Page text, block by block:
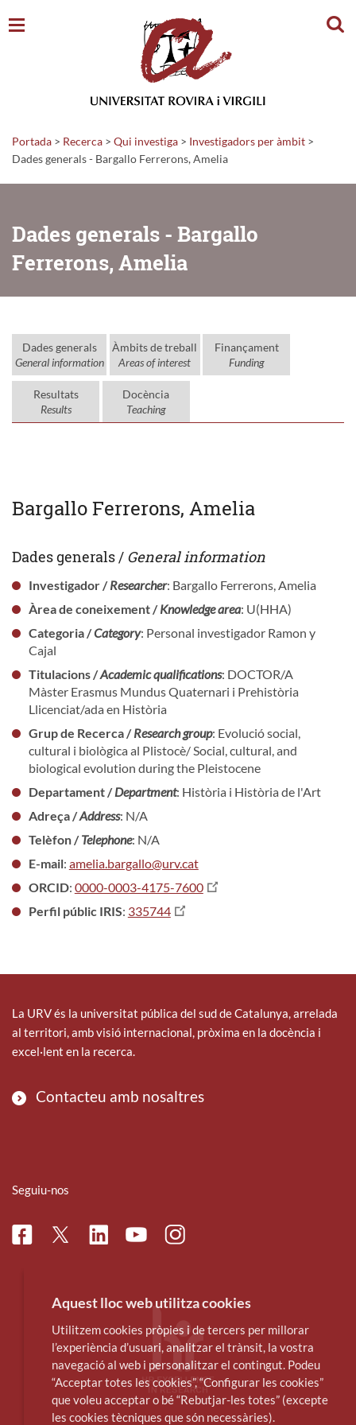
Portada > Recerca > Qui investiga > Investigadors per àmbit >
Dades generals - Bargallo Ferrerons, Amelia
Dades generals - Bargallo
Ferrerons, Amelia
Dades generals
General information
Àmbits de treball
Areas of interest
Finançament
Funding
Resultats
Results
Docència
Teaching
Bargallo Ferrerons, Amelia
Dades generals / General information
Investigador /Researcher: Bargallo Ferrerons, Amelia
Àrea de coneixement /Knowledge area: U(HHA)
Categoria /Category: Personal investigador Ramon y
Cajal
Titulacions /Academic qualifications: DOCTOR/A
Màster Erasmus Mundus Quaternari i Prehistòria
Llicenciat/ada en Història
Grup de Recerca /Research group: Evolució social,
cultural i biològica al Plistocè/ Social, cultural, and
biological evolution during the Pleistocene
Departament /Department: Història i Història de l'Art
Adreça /Address: N/A
Telèfon /Telephone: N/A
E-mail: amelia.bargallo@urv.cat
ORCID: 0000-0003-4175-7600
Perfil públic IRIS: 335744
La URV és la universitat pública del sud de Catalunya, arrelada
al territori, amb visió internacional, pròxima en la docència i
excel·lent en la recerca.
Contacteu amb nosaltres
Seguiu-nos
FacebookTwitterLinkedinYoutubeInstagram
Aquest lloc web utilitza cookies
Utilitzem cookies pròpies i de tercers per millorar
l’experiència d’usuari, analitzar el trànsit, la vostra
navegació al web i personalitzar el contingut. Podeu
“Acceptar totes les cookies”, “Configurar les cookies”
que voleu acceptar o bé “Rebutjar-les totes” (excepte
les cookies tècniques que són necessàries).